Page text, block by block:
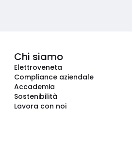
Chi siamo
Elettroveneta
Compliance aziendale
Accademia
Sostenibilità
Lavora con noi